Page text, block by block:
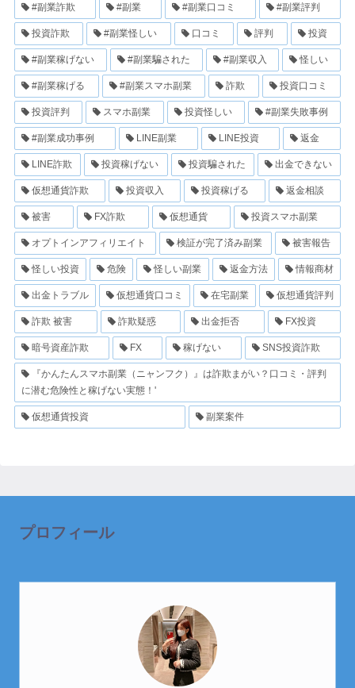
#副業詐欺 #副業 #副業口コミ #副業評判
投資詐欺 #副業怪しい 口コミ 評判 投資
#副業稼げない #副業騙された #副業収入 怪しい
#副業稼げる #副業スマホ副業 詐欺 投資口コミ
投資評判 スマホ副業 投資怪しい #副業失敗事例
#副業成功事例 LINE副業 LINE投資 返金
LINE詐欺 投資稼げない 投資騙された 出金できない
仮想通貨詐欺 投資収入 投資稼げる 返金相談
被害 FX詐欺 仮想通貨 投資スマホ副業
オプトインアフィリエイト 検証が完了済み副業 被害報告
怪しい投資 危険 怪しい副業 返金方法 情報商材
出金トラブル 仮想通貨口コミ 在宅副業 仮想通貨評判
詐欺 被害 詐欺疑惑 出金拒否 FX投資
暗号資産詐欺 FX 稼げない SNS投資詐欺
『かんたんスマホ副業（ニャンフク）』は詐欺まがい？口コミ・評判
に潜む危険性と稼げない実態！'
仮想通貨投資 副業案件
プロフィール